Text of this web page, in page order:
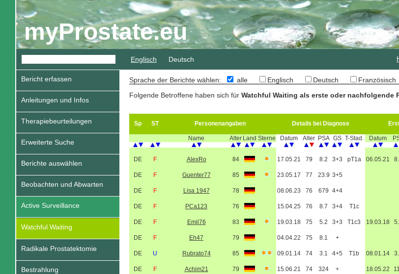
myProstate.eu
Englisch Deutsch
Bericht erfassen
Anleitungen und Infos
Therapiebeurteilungen
Erweiterte Suche
Berichte auswählen
Beobachten und Abwarten
Active Surveillance
Watchful Waiting
Radikale Prostatektomie
Bestrahlung
Sprache der Berichte wählen: alle Englisch Deutsch
Folgende Betroffene haben sich für Watchful Waiting als erste oder nachfolgende
Sp ST Personenangaben Details bei Diagnose
Name Alter Land Sterne Datum Alter PSA GS T-Stad. Datum
DE F AlexRo 84 17.05.21 79 8.2 3+3 pT1a 06.05.21
DE F Guenter77 85 23.05.17 77 23.9 3+5
DE F Lisa 1947 78 08.06.23 76 679 4+4
DE F PCa123 76 15.04.25 76 8.7 3+4 T1c
DE F Emil76 83 19.03.18 75 5.2 3+3 T1c3 19.03.18
DE F Eh47 79 04.04.22 75 8.1 +
DE U Rubrato74 85 09.01.14 74 3.1 4+5 T1b 08.01.14
DE F Achim21 79 15.06.21 74 324 + 18.05.22